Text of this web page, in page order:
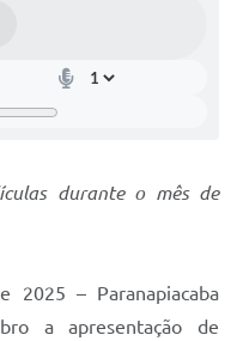
durante o mês de
2025 – Paranapiacaba
a apresentação de